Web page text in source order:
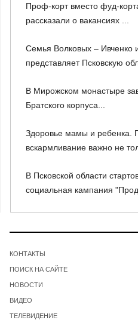
Проф-корт вместо фуд-
рассказали о вакансиях ...
Семья Волковых – Ивченко
представляет Псковскую
В Мирожском монастыре
Братского корпуса...
Здоровье мамы и ребенка.
вскармливание важно не
В Псковской области
социальная кампания
КОНТАКТЫ
ПОИСК НА САЙТЕ
НОВОСТИ
ВИДЕО
ТЕЛЕВИДЕНИЕ